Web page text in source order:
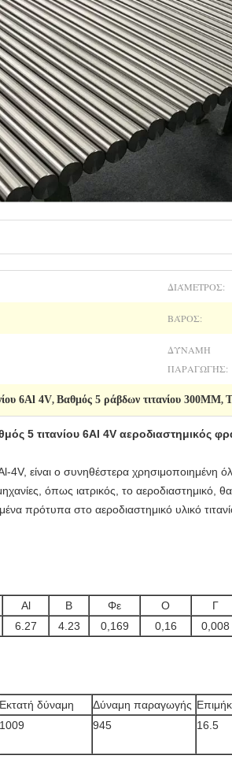
ΔΙΆΜΕΤΡΟΣ:
ΒΆΡΟΣ:
ΔΎΝΑΜΗ
ΠΑΡΑΓΩΓΉΣ:
6Al 4V, Βαθμός 5 ράβδων τιτανίου 300MM,
5 τιτανίου 6Al 4V αεροδιαστημικός
4V, είναι ο συνηθέστερα
όπως ιατρικός, το αεροδιαστημικό,
πρότυπα στο αεροδιαστημικό υλικό
Al Β Φε Ο Γ
6.27 4.23 0,169 0,16 0,008
Εκτατή δύναμη Δύναμη παραγωγής
1009 945 16.5